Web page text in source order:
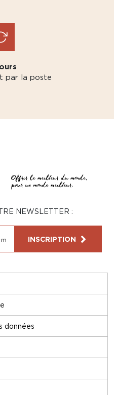
par la poste
données
NEWSLETTER :
INSCRIPTION